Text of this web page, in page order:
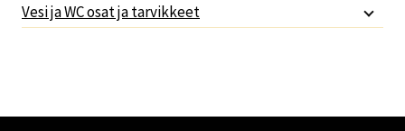
Vesi ja WC osat ja tarvikkeet